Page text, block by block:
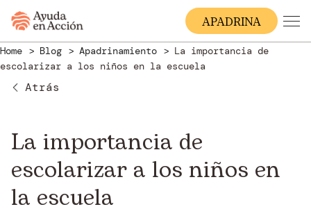
APADRINA
Home Blog Apadrinamiento
La importancia de
escolarizar a los niños en la escuela
Atrás
La importancia de
escolarizar a los niños en
la escuela